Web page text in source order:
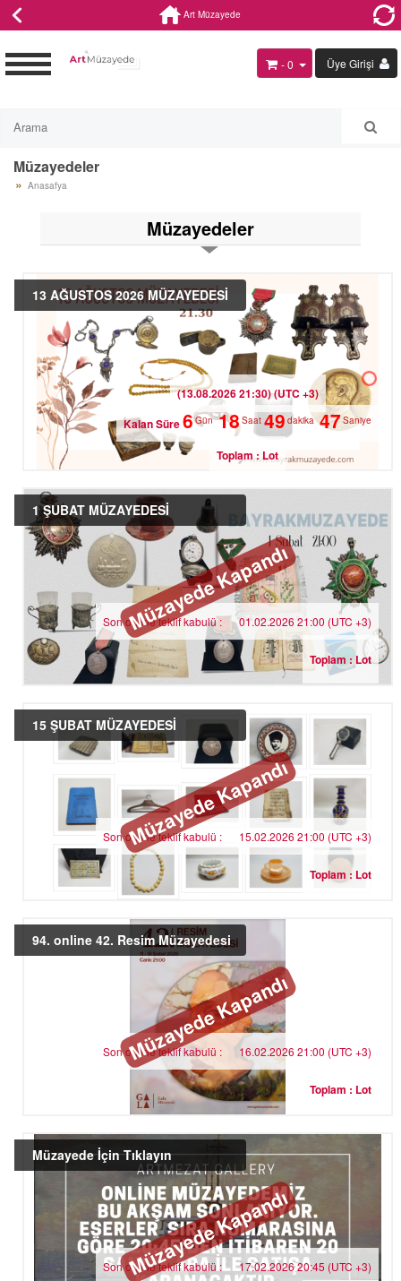
Art Müzayede
Üye Girişi
- 0
Müzayedeler
Anasafya
Müzayedeler
13 AĞUSTOS 2026 MÜZAYEDESİ
(13.08.2026 21:30) (UTC +3)
Kalan Süre6 Gün 18Saat 49dakika46Saniye
Toplam : Lot
1 ŞUBAT MÜZAYEDESİ
Müzayede Kapandı
Son online teklif kabulü : 01.02.2026 21:00 (UTC +3)
Toplam : Lot
15 ŞUBAT MÜZAYEDESİ
Müzayede Kapandı
Son online teklif kabulü : 15.02.2026 21:00 (UTC +3)
Toplam : Lot
94. online 42. Resim Müzayedesi
Müzayede Kapandı
Son online teklif kabulü : 16.02.2026 21:00 (UTC +3)
Toplam : Lot
Müzayede İçin Tıklayın
Müzayede Kapandı
Son online teklif kabulü : 17.02.2026 20:45 (UTC +3)